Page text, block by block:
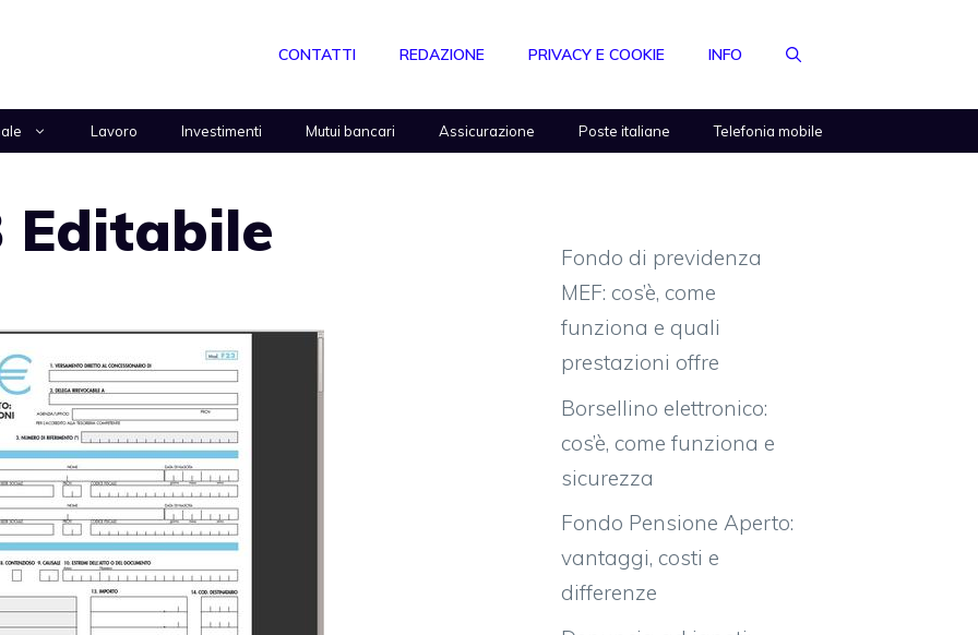
CONTATTI REDAZIONE PRIVACY E COOKIE INFO
Lavoro Investimenti Mutui bancari Assicurazione Poste italiane Telefonia mobile
Editabile
Fondo di previdenza
MEF: cos’è, come
funziona e quali
prestazioni offre
Borsellino elettronico:
cos’è, come funziona e
sicurezza
Fondo Pensione Aperto:
vantaggi, costi e
differenze